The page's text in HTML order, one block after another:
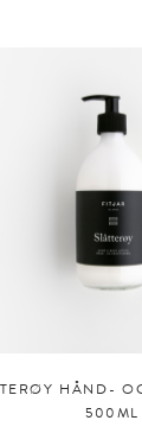
HÅND-
500ML